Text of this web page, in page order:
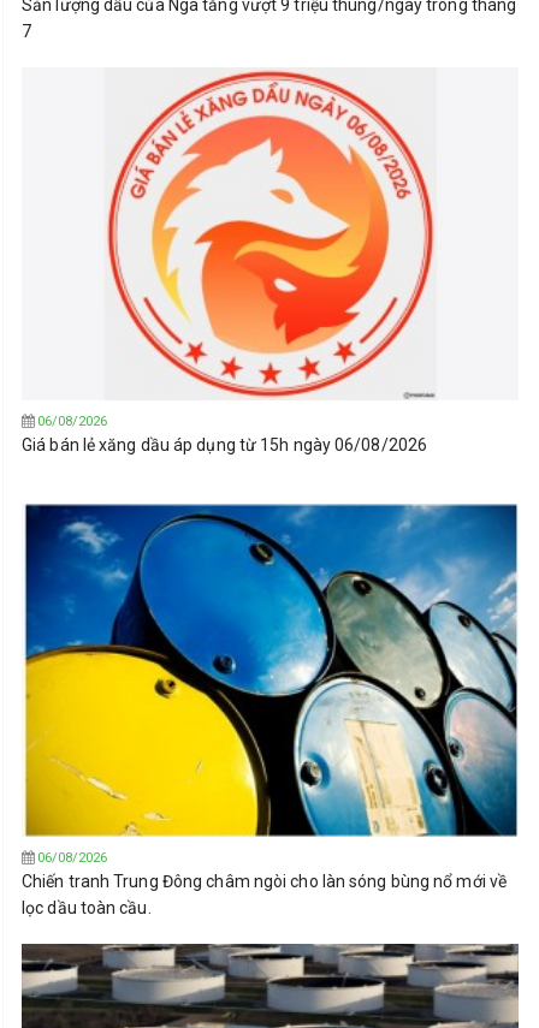
Sản lượng dầu của Nga tăng vượt 9 triệu thùng/ngày trong tháng
7
06/08/2026
Giá bán lẻ xăng dầu áp dụng từ 15h ngày 06/08/2026
06/08/2026
Chiến tranh Trung Đông châm ngòi cho làn sóng bùng nổ mới về
lọc dầu toàn cầu.